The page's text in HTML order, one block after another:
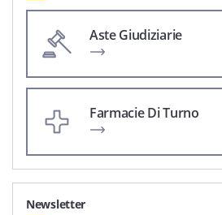
Aste Giudiziarie
Farmacie Di Turno
Newsletter